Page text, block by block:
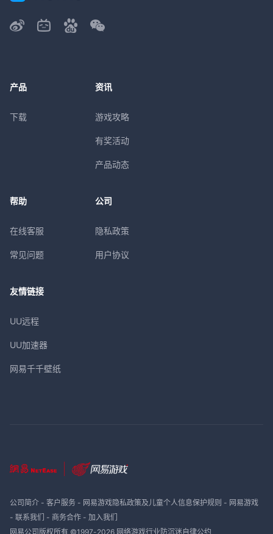
产品
下载
资讯
游戏攻略
有奖活动
产品动态
帮助
在线客服
常见问题
公司
隐私政策
用户协议
友情链接
UU远程
UU加速器
网易千千壁纸
公司简介- 客户服务- 网易游戏隐私政策及儿童个人信息保护规则 - 网易游戏
- 联系我们 - 商务合作- 加入我们
网易公司版权所有 ©1997-2026 网络游戏行业防沉迷自律公约